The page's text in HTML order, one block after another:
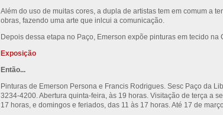
Além do uso de muitas cores, a dupla de artistas tem em comum a
obras, fazendo uma arte que inlcui a comunicação.
Depois dessa etapa no Paço, Emerson expõe pinturas em tecido na
Exposição
Então...
Pinturas de Emerson Persona e Francis Rodrigues. Sesc Paço da
3234-4200. Abertura quinta-feira, às 19 horas. Visitação de terça a
17 horas, e domingos e feriados, das 11 às 17 horas. Até 17 de